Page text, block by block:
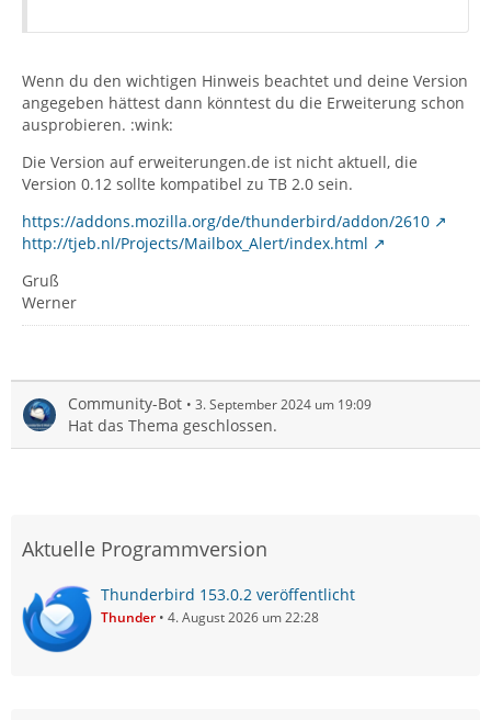
Wenn du den wichtigen Hinweis beachtet und deine Version
angegeben hättest dann könntest du die Erweiterung schon
ausprobieren. :wink:
Die Version auf erweiterungen.de ist nicht aktuell, die
Version 0.12 sollte kompatibel zu TB 2.0 sein.
https://addons.mozilla.org/de/thunderbird/addon/2610
http://tjeb.nl/Projects/Mailbox_Alert/index.html
Gruß
Werner
Community-Bot 3. September 2024 um 19:09
Hat das Thema geschlossen.
Aktuelle Programmversion
Thunderbird 153.0.2 veröffentlicht
Thunder 4. August 2026 um 22:28